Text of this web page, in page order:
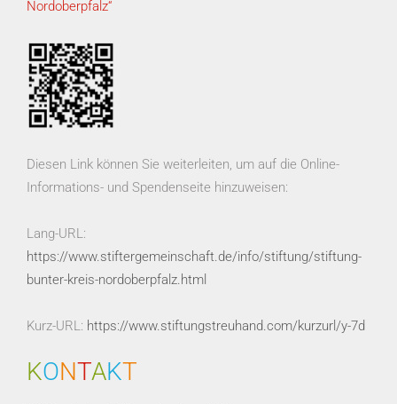
Nordoberpfalz“
Diesen Link können Sie weiterleiten, um auf die Online-
Informations- und Spendenseite hinzuweisen:
Lang-URL:
https://www.stiftergemeinschaft.de/info/stiftung/stiftung-
bunter-kreis-nordoberpfalz.html
Kurz-URL: https://www.stiftungstreuhand.com/kurzurl/y-7d
KONTAKT